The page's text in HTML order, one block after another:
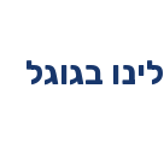
בגוגל